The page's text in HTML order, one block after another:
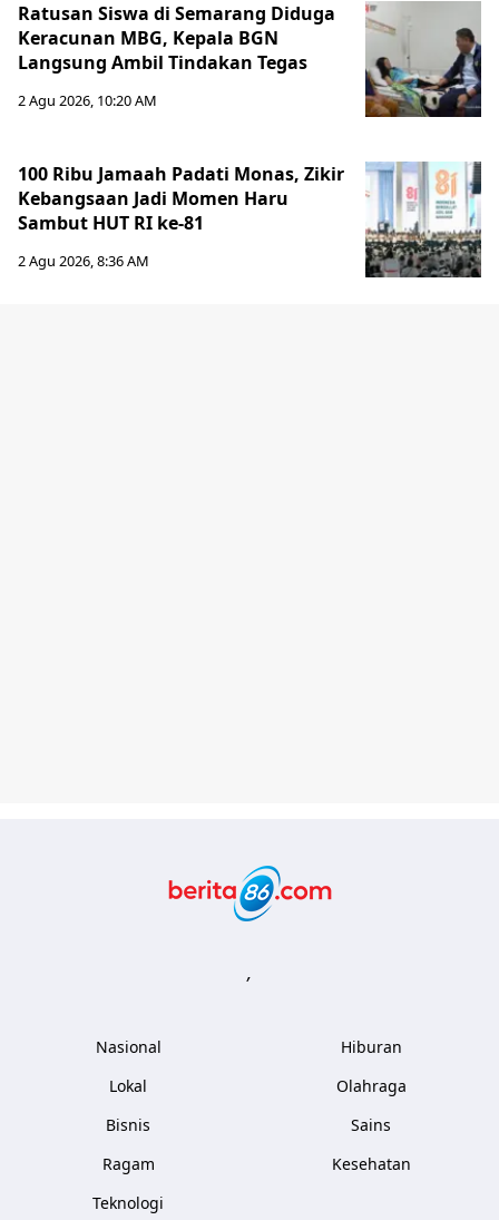
Ratusan Siswa di Semarang Diduga
Keracunan MBG, Kepala BGN
Langsung Ambil Tindakan Tegas
2 Agu 2026, 10:20 AM
100 Ribu Jamaah Padati Monas, Zikir
Kebangsaan Jadi Momen Haru
Sambut HUT RI ke-81
2 Agu 2026, 8:36 AM
,
Nasional
Lokal
Bisnis
Ragam
Teknologi
Hiburan
Olahraga
Sains
Kesehatan